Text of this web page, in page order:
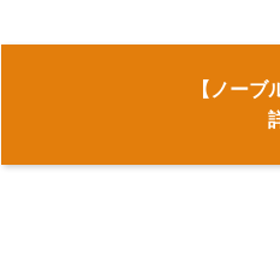
【ノーブ